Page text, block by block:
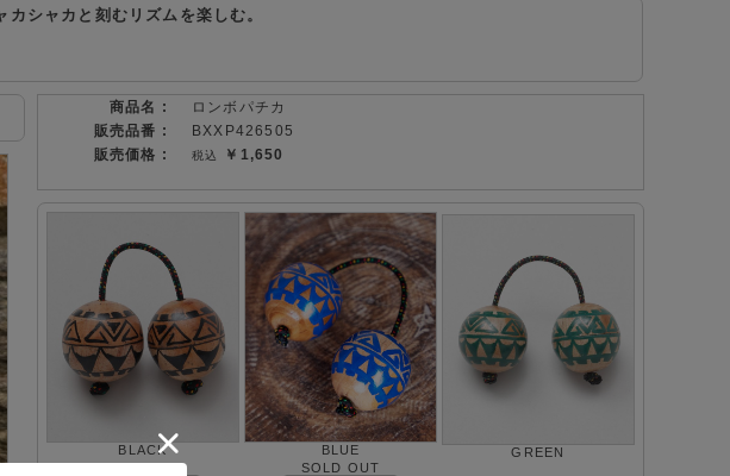
シャカと刻むリズムを楽しむ。
商品名 :
ロンボパチカ
販売品番 :
BXXP426505
販売価格 :
￥1,650
BLACK
SOLD OUT
BLUE
SOLD OUT
GREEN